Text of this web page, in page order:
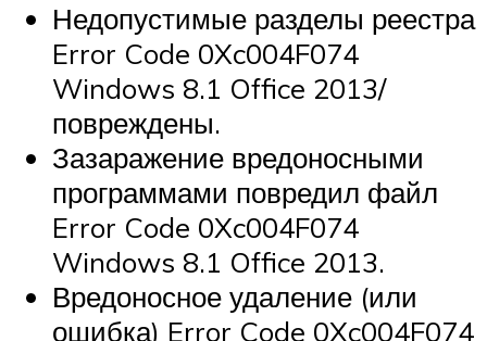
Недопустимые разделы реестра
Error Code 0Xc004F074
Windows 8.1 Office 2013/
повреждены.
Зазаражение вредоносными
программами повредил файл
Error Code 0Xc004F074
Windows 8.1 Office 2013.
Вредоносное удаление (или
ошибка) Error Code 0Xc004F074